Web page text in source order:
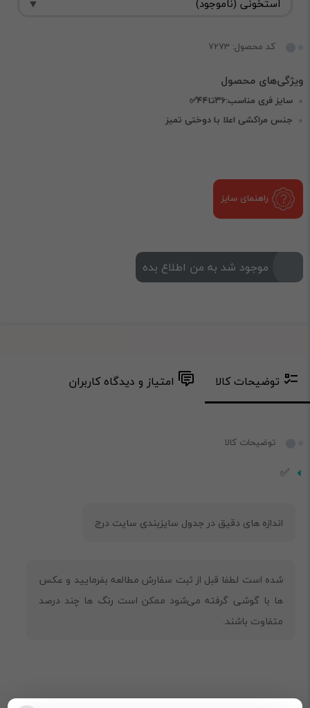
کد محصول: 7273
سایز فری مناسب:۳۶تا۴۴✅
جنس مراکشی اعلا با دوختی تمیز
راهنمای سایز
موجود شد به من اطلاع بده
توضیحات کالا امتیاز و دیدگاه کاربران
توضیحات کالا
✅
شده است لطفا قبل از ثبت سفارش مطالعه بفرمایید و عکس
ها با گوشی گرفته می‌شود ممکن است رنگ ها چند درصد
متفاوت باشند.